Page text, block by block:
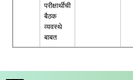
परीक्षार्थीची
बैठक
व्यवस्थे
बाबत